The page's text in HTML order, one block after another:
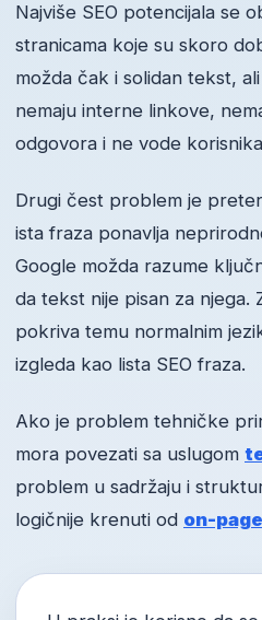
Najviše SEO potencijala se
stranicama koje su skoro
možda čak i solidan tekst,
nemaju interne linkove,
odgovora i ne vode
Drugi čest problem je
ista fraza ponavlja
Google možda razume
da tekst nije pisan za njega.
pokriva temu normalnim
izgleda kao lista SEO fraza.
Ako je problem tehničke
mora povezati sa uslugom
problem u sadržaju i
logičnije krenuti od on-